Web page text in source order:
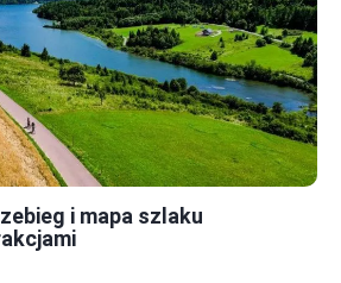
i mapa szlaku